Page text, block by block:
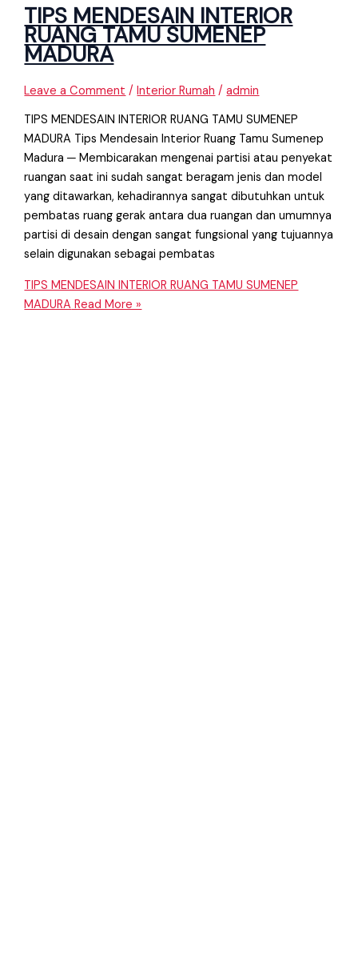
TIPS MENDESAIN INTERIOR
RUANG TAMU SUMENEP
MADURA
Leave a Comment /Interior Rumah /admin
TIPS MENDESAIN INTERIOR RUANG TAMU SUMENEP
MADURA Tips Mendesain Interior Ruang Tamu Sumenep
Madura ─ Membicarakan mengenai partisi atau penyekat
ruangan saat ini sudah sangat beragam jenis dan model
yang ditawarkan, kehadirannya sangat dibutuhkan untuk
pembatas ruang gerak antara dua ruangan dan umumnya
partisi di desain dengan sangat fungsional yang tujuannya
selain digunakan sebagai pembatas
TIPS MENDESAIN INTERIOR RUANG TAMU SUMENEP
MADURA Read More »